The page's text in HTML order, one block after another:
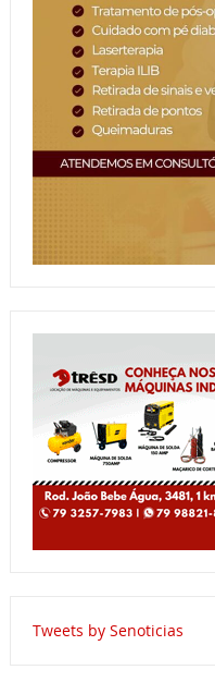
Tweets by Senoticias